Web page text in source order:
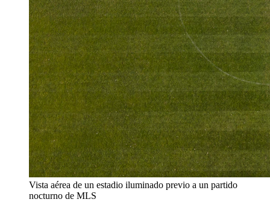
Vista aérea de un estadio iluminado previo a un partido
nocturno de MLS